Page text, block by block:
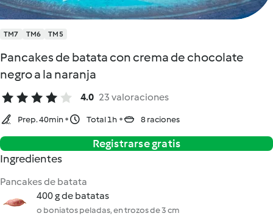
TM7 TM6 TM5
Pancakes de batata con crema de chocolate
negro a la naranja
4.0 23 valoraciones
Prep. 40min Total 1h 8 raciones
Registrarse gratis
Ingredientes
Pancakes de batata
400 g de batatas
o boniatos peladas, en trozos de 3 cm